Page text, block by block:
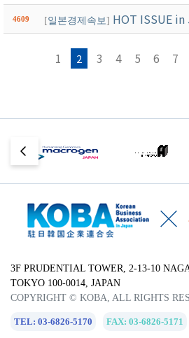
4609 [일본경제속보] HOT ISSUE in
1 2 3 4 5 6 7
3F PRUDENTIAL TOWER, 2-13-10
TOKYO 100-0014, JAPAN
COPYRIGHT © KOBA, ALL RIGHTS
TEL: 03-6826-5170 FAX: 03-6826-5171